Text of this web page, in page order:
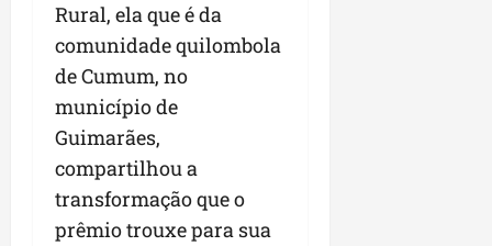
Rural, ela que é da
comunidade quilombola
de Cumum, no
município de
Guimarães,
compartilhou a
transformação que o
prêmio trouxe para sua